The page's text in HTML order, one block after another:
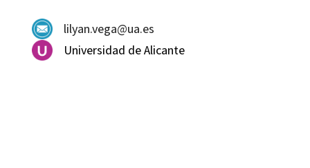
lilyan.vega@ua.es
Universidad de Alicante